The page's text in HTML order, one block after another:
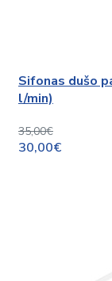
Sifonas dušo
l/min)
35,00€
30,00€